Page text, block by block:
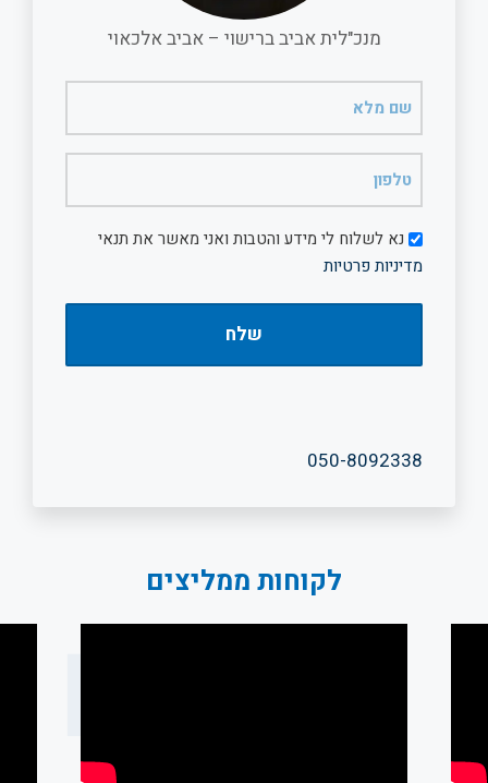
מנכ"לית אביב ברישוי – אביב אלכאוי
מלא
דיוורנא לשלוח לי מידע והטבות ואני מאשר את תנאי
מדיניות פרטיות
050-8092338
לקוחות ממליצים